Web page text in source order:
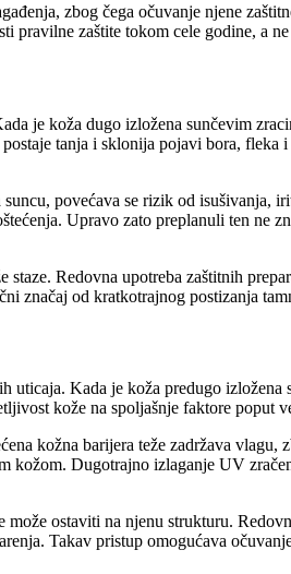
zbog čega očuvanje njene
zaštite tokom cele godine, a
je koža dugo izložena sunčevim
tanja i sklonija pojavi bora, fleka
povećava se rizik od isušivanja,
Upravo zato preplanuli ten ne
Redovna upotreba zaštitnih
značaj od kratkotrajnog postizanja
Kada je koža predugo izložena
kože na spoljašnje faktore poput
kožna barijera teže zadržava
Dugotrajno izlaganje UV
ostaviti na njenu strukturu.
Takav pristup omogućava